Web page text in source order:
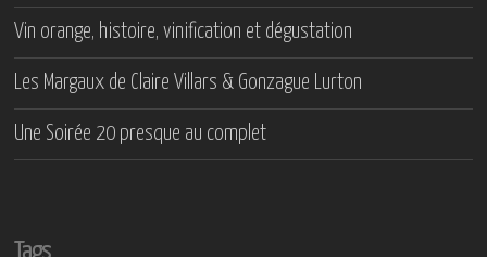
Vin orange, histoire, vinification et dégustation
Les Margaux de Claire Villars & Gonzague Lurton
Une Soirée 20 presque au complet